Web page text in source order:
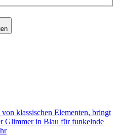
klassischen Elementen, bringt
Glimmer in Blau für funkelnde